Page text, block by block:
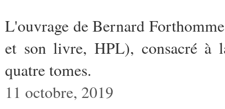
L'ouvrage de Bernard
et son livre, HPL), consacré à
quatre tomes.
11 octobre, 2019